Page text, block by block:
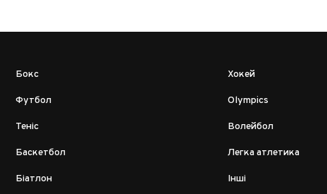
Бокс
Футбол
Теніс
Баскетбол
Біатлон
Хокей
Olympics
Волейбол
Легка атлетика
Інші